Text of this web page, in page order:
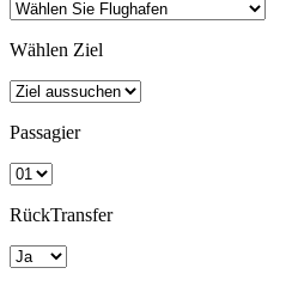
Wählen Ziel
Passagier
RückTransfer